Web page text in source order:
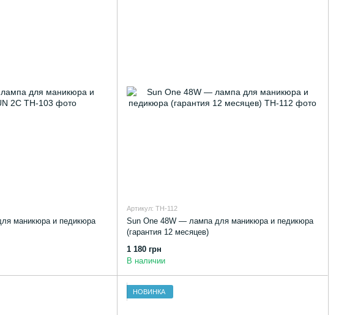
маникюра и педикюра
Артикул: TH-112
Sun One 48W — лампа для маникюра и педикюра
(гарантия 12 месяцев)
1 180 грн
В наличии
НОВИНКА